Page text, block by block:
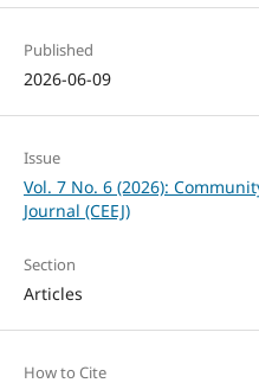
Published
2026-06-09
Issue
Vol. 7 No. 6 (2026):
Journal (CEEJ)
Section
Articles
How to Cite